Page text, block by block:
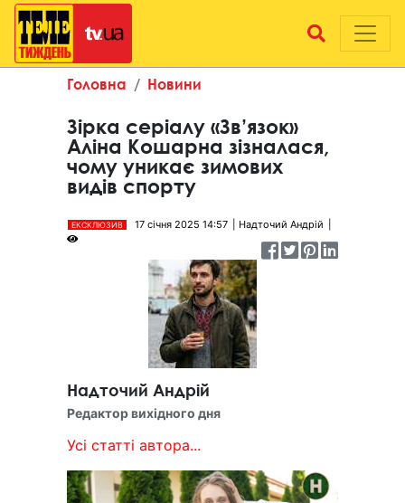
Головна Новини
Зірка серіалу «Зв’язок»
Аліна Кошарна зізналася,
чому уникає зимових
видів спорту
ЕКСКЛЮЗИВ 17 січня 2025 14:57 Надточий Андрій
Надточий Андрій
Редактор вихідного дня
Усі статті автора...